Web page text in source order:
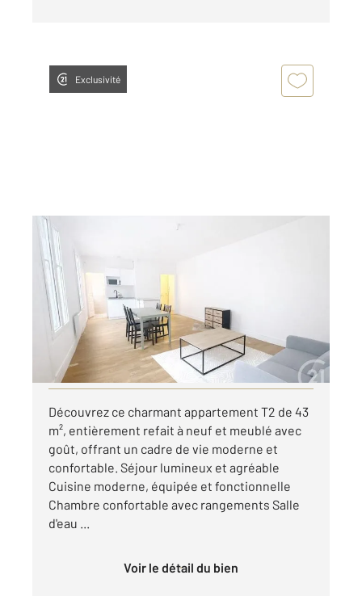
Exclusivité
LA COURNEUVE 93
43,36 m
Ref : 8116
Appartement F2 à louer
870 €
par mois charges comprises
Visiter le site dédié
Découvrez ce charmant appartement T2 de 43
m², entièrement refait à neuf et meublé avec
goût, offrant un cadre de vie moderne et
confortable. Séjour lumineux et agréable
Cuisine moderne, équipée et fonctionnelle
Chambre confortable avec rangements Salle
d'eau ...
Voir le détail du bien